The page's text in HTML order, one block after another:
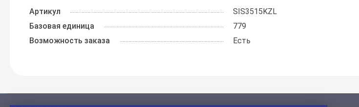
Артикул
SIS3515KZL
Базовая единица
779
Возможность заказа
Есть